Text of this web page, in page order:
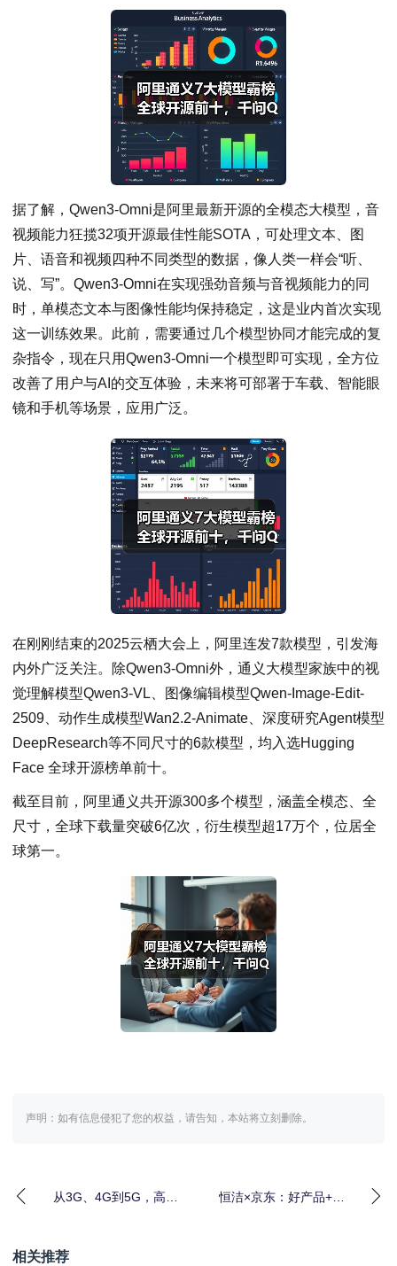
据了解，Qwen3-Omni是阿里最新开源的全模态大模型，音
视频能力狂揽32项开源最佳性能SOTA，可处理文本、图
片、语音和视频四种不同类型的数据，像人类一样会“听、
说、写”。Qwen3-Omni在实现强劲音频与音视频能力的同
时，单模态文本与图像性能均保持稳定，这是业内首次实现
这一训练效果。此前，需要通过几个模型协同才能完成的复
杂指令，现在只用Qwen3-Omni一个模型即可实现，全方位
改善了用户与AI的交互体验，未来将可部署于车载、智能眼
镜和手机等场景，应用广泛。
在刚刚结束的2025云栖大会上，阿里连发7款模型，引发海
内外广泛关注。除Qwen3-Omni外，通义大模型家族中的视
觉理解模型Qwen3-VL、图像编辑模型Qwen-Image-Edit-
2509、动作生成模型Wan2.2-Animate、深度研究Agent模型
DeepResearch等不同尺寸的6款模型，均入选Hugging
Face 全球开源榜单前十。
截至目前，阿里通义共开源300多个模型，涵盖全模态、全
尺寸，全球下载量突破6亿次，衍生模型超17万个，位居全
球第一。
声明：如有信息侵犯了您的权益，请告知，本站将立刻删除。
从3G、4G到5G，高通
恒洁×京东：好产品+好
相关推荐